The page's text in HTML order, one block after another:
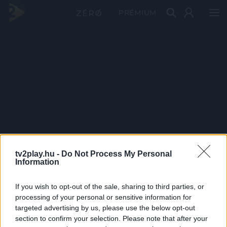
tv2play.hu - Do Not Process My Personal
Information
If you wish to opt-out of the sale, sharing to third parties, or
processing of your personal or sensitive information for
targeted advertising by us, please use the below opt-out
section to confirm your selection. Please note that after your